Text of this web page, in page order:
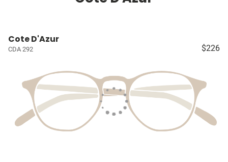
Cote D'Azur
CDA 292 $226